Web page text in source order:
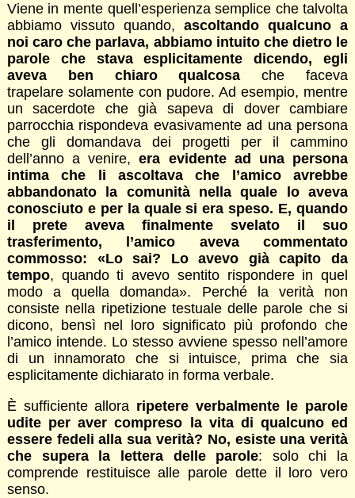
Viene in mente quell’esperienza semplice che talvolta
abbiamo vissuto quando,ascoltando qualcuno a
noi caro che parlava, abbiamo intuito che dietro le
parole che stava esplicitamente dicendo, egli
aveva ben chiaro qualcosache faceva
trapelare solamente con pudore. Ad esempio, mentre
un sacerdote che già sapeva di dover cambiare
parrocchia rispondeva evasivamente ad una persona
che gli domandava dei progetti per il cammino
dell’anno a venire,era evidente ad una persona
intima che li ascoltava che l’amico avrebbe
abbandonato la comunità nella quale lo aveva
conosciuto e per la quale si era speso. E, quando
il prete aveva finalmente svelato il suo
trasferimento, l’amico aveva commentato
commosso: «Lo sai? Lo avevo già capito da
tempo, quando ti avevo sentito rispondere in quel
modo a quella domanda». Perché la verità non
consiste nella ripetizione testuale delle parole che si
dicono, bensì nel loro significato più profondo che
l’amico intende. Lo stesso avviene spesso nell’amore
di un innamorato che si intuisce, prima che sia
esplicitamente dichiarato in forma verbale.
È sufficiente allora ripetere verbalmente le parole
udite per aver compreso la vita di qualcuno ed
essere fedeli alla sua verità? No, esiste una verità
che supera la lettera delle parole: solo chi la
comprende restituisce alle parole dette il loro vero
senso.